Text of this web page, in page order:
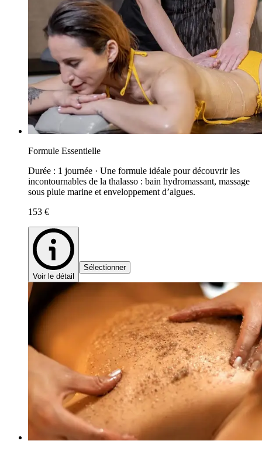
Formule Essentielle
Durée : 1 journée · Une formule idéale pour découvrir les
incontournables de la thalasso : bain hydromassant, massage
sous pluie marine et enveloppement d’algues.
153 €
Voir le détail
Sélectionner